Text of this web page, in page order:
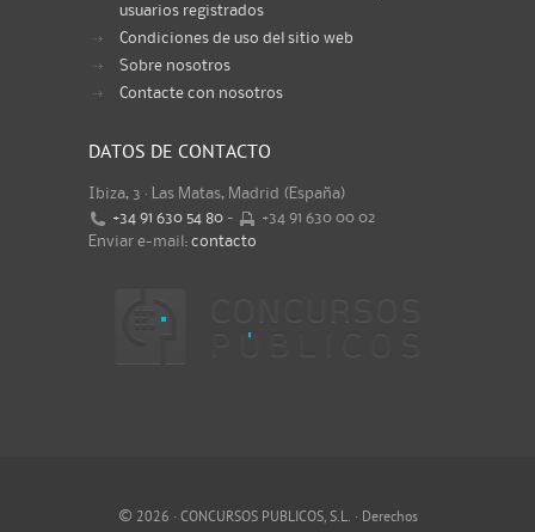
usuarios registrados
Condiciones de uso del sitio web
Sobre nosotros
Contacte con nosotros
DATOS DE CONTACTO
Ibiza, 3 · Las Matas, Madrid (España)
+34 91 630 54 80 -
+34 91 630 00 02
Enviar e-mail: contacto
© 2026 · CONCURSOS PUBLICOS, S.L. · Derechos